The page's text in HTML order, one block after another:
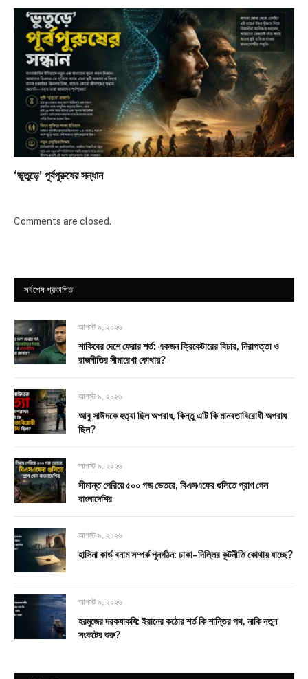
‘ভূতুড়ে’ পূর্বপুরুষের সন্ধান
Comments are closed.
সর্বশেষ প্রকাশিত
আগস্ট ৯, ২০২৬
শাকিবের দেশে ফেরার শর্ত: একজন ক্রিকেটারের বিচার, নিরাপত্তা ও
রাজনীতির সীমারেখা কোথায়?
আগস্ট ৯, ২০২৬
আবু সাঈদকে হত্যা ছিল অপরাধ, কিন্তু এটি কি মানবতাবিরোধী অপরাধ
ছিল?
আগস্ট ৯, ২০২৬
সীমান্ত পেরিয়ে ৫০০ গজ ভেতরে, বিএসএফের গুলিতে প্রাণ গেল
বাংলাদেশির
আগস্ট ৯, ২০২৬
হাসিনা কার্ড বনাম সম্পর্ক পুনর্গঠন: ঢাকা–দিল্লির কূটনীতি কোথায় যাচ্ছে?
আগস্ট ৯, ২০২৬
হরমুজের দরকষাকষি: ইরানের কঠোর শর্ত কি শান্তির পথ, নাকি নতুন
সংকটের শুরু?